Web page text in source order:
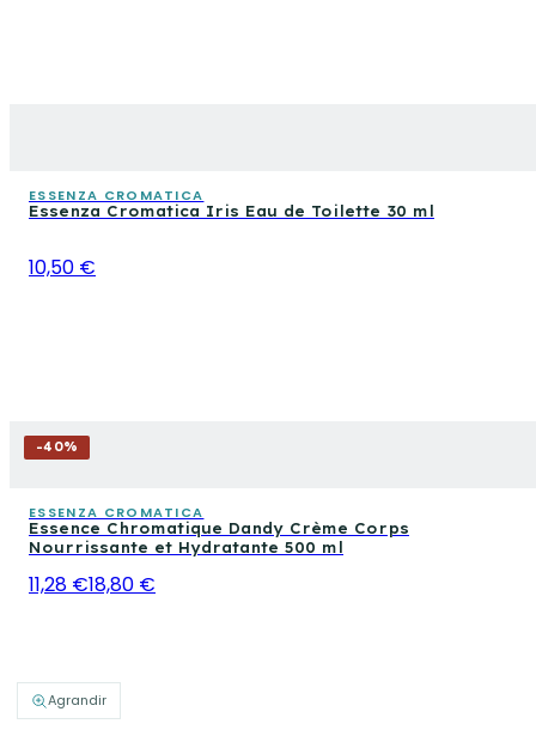
Agrandir
ESSENZA CROMATICA
Essenza Cromatica Iris Eau de Toilette 30 ml
10,50 €
-40%
ESSENZA CROMATICA
Essence Chromatique Dandy Crème Corps
Nourrissante et Hydratante 500 ml
11,28 €18,80 €